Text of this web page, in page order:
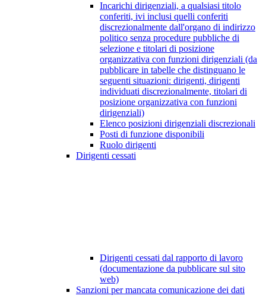
Incarichi dirigenziali, a qualsiasi titolo
conferiti, ivi inclusi quelli conferiti
discrezionalmente dall'organo di indirizzo
politico senza procedure pubbliche di
selezione e titolari di posizione
organizzativa con funzioni dirigenziali (da
pubblicare in tabelle che distinguano le
seguenti situazioni: dirigenti, dirigenti
individuati discrezionalmente, titolari di
posizione organizzativa con funzioni
dirigenziali)
Elenco posizioni dirigenziali discrezionali
Posti di funzione disponibili
Ruolo dirigenti
Dirigenti cessati
Dirigenti cessati dal rapporto di lavoro
(documentazione da pubblicare sul sito
web)
Sanzioni per mancata comunicazione dei dati